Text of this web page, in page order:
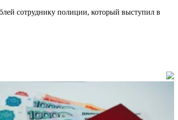
сотруднику полиции, который выступил в